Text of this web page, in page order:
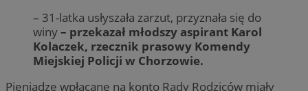
– 31-latka usłyszała zarzut, przyznała się do
winy– przekazał młodszy aspirant Karol
Kolaczek, rzecznik prasowy Komendy
Miejskiej Policji w Chorzowie.
Pieniądze wpłacane na konto Rady Rodziców miały